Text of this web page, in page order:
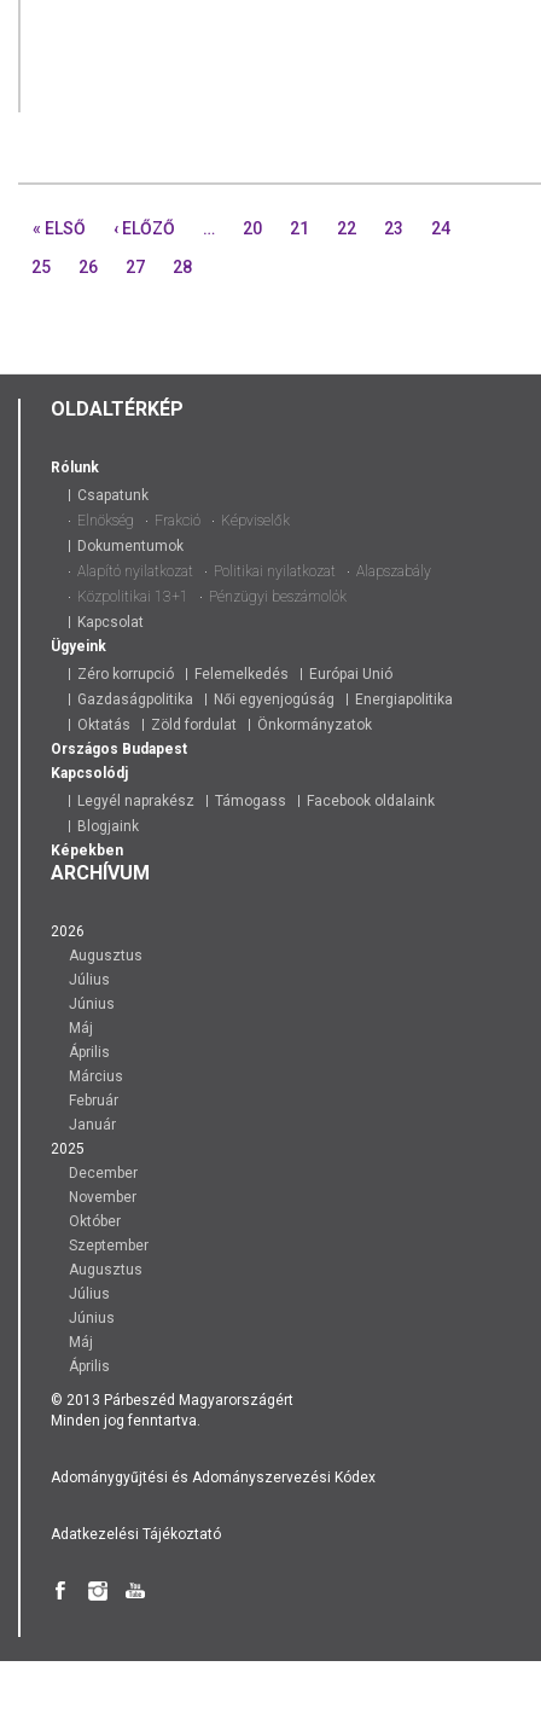
« ELSŐ ‹ ELŐZŐ … 20 21 22 23
24
25
26 27 28
OLDALTÉRKÉP
Rólunk
Csapatunk
Elnökség
Frakció
Képviselők
Dokumentumok
Alapító nyilatkozat
Politikai nyilatkozat
Alapszabály
Közpolitikai 13+1
Pénzügyi beszámolók
Kapcsolat
Ügyeink
Zéro korrupció
Felemelkedés
Európai Unió
Gazdaságpolitika
Női egyenjogúság
Energiapolitika
Oktatás
Zöld fordulat
Önkormányzatok
Országos Budapest
Kapcsolódj
Legyél naprakész
Támogass
Facebook oldalaink
Blogjaink
Képekben
ARCHÍVUM
2026
Augusztus
Július
Június
Máj
Április
Március
Február
Január
2025
December
November
Október
Szeptember
Augusztus
Július
Június
Máj
Április
© 2013 Párbeszéd Magyarországért
Minden jog fenntartva.
Adománygyűjtési és Adományszervezési Kódex
Adatkezelési Tájékoztató